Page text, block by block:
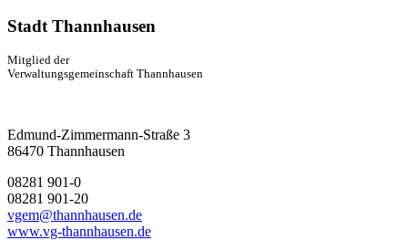
Stadt Thannhausen
Mitglied der
Verwaltungsgemeinschaft Thannhausen
Edmund-Zimmermann-Straße 3
86470 Thannhausen
08281 901-0
08281 901-20
vgem@thannhausen.de
www.vg-thannhausen.de